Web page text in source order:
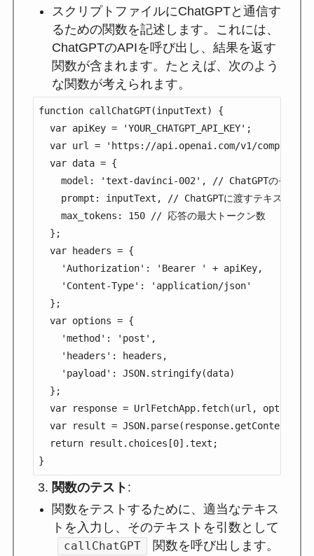
スクリプトファイルにChatGPTと通信す
るための関数を記述します。これには、
ChatGPTのAPIを呼び出し、結果を返す
関数が含まれます。たとえば、次のよう
な関数が考えられます。
function callChatGPT(inputText) {
  var apiKey = 'YOUR_CHATGPT_API_KEY';
var url = 'https://api.openai.com/v1/
  var data = {
model: 'text-davinci-002', // ChatGPTのモデル
    prompt: inputText, // ChatGPTに渡すテキスト
    max_tokens: 150 // 応答の最大トークン数
  };
  var headers = {
    'Authorization': 'Bearer ' + apiKey,
    'Content-Type': 'application/json'
  };
  var options = {
    'method': 'post',
    'headers': headers,
    'payload': JSON.stringify(data)
  };
  var response = UrlFetchApp.fetch(url, options);
var result =
  return result.choices[0].text;
}
関数のテスト :
関数をテストするために、適当なテキス
トを入力し、そのテキストを引数として
callChatGPT
関数を呼び出します。